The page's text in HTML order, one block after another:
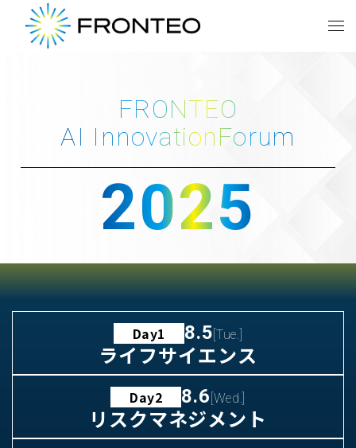
FRONTEO
AI InnovationForum
2025
Day1 8.5 [Tue.]
ライフサイエンス
Day2 8.6 [Wed.]
リスクマネジメント